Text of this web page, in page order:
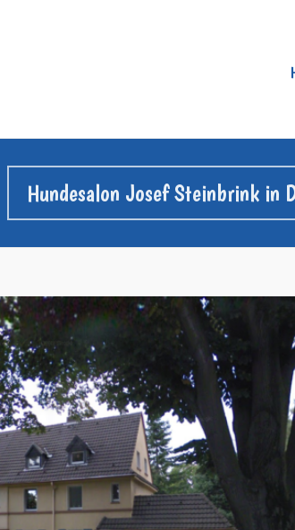
Hundesalon Josef Steinbrink in